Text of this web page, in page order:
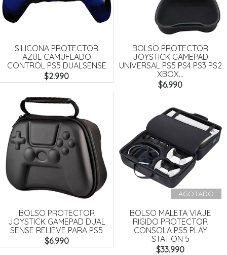
SILICONA PROTECTOR
AZUL CAMUFLADO
CONTROL PS5 DUALSENSE
$2.990
BOLSO PROTECTOR
JOYSTICK GAMEPAD
UNIVERSAL PS5 PS4 PS3 PS2
XBOX...
$6.990
BOLSO PROTECTOR
JOYSTICK GAMEPAD DUAL
SENSE RELIEVE PARA PS5
$6.990
AGOTADO
BOLSO MALETA VIAJE
RIGIDO PROTECTOR
CONSOLA PS5 PLAY
STATION 5
$33.990